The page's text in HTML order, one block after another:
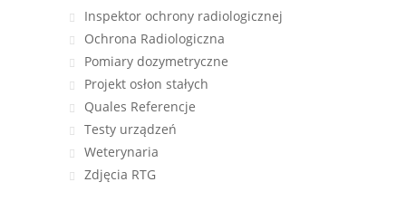
Inspektor ochrony radiologicznej
Ochrona Radiologiczna
Pomiary dozymetryczne
Projekt osłon stałych
Quales Referencje
Testy urządzeń
Weterynaria
Zdjęcia RTG